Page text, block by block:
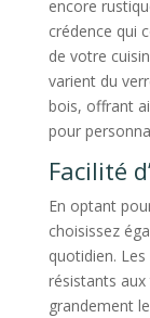
encore
crédence qui
de votre
varient du
bois, offrant
pour
Facilité
En optant
choisissez
quotidien.
résistants aux
grandement